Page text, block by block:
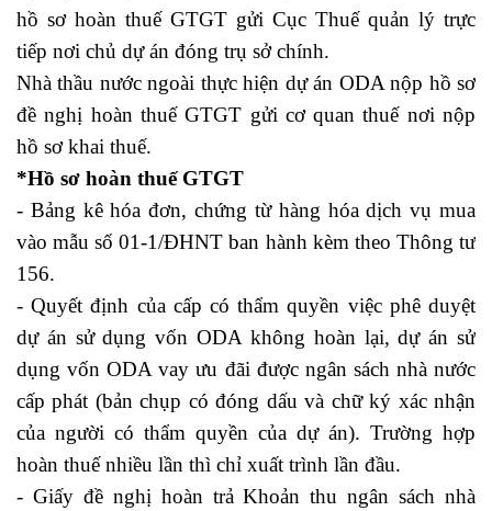
hồ sơ hoàn thuế GTGT gửi Cục Thuế quản lý trực
tiếp nơi chủ dự án đóng trụ sở chính.
Nhà thầu nước ngoài thực hiện dự án ODA nộp hồ sơ
đề nghị hoàn thuế GTGT gửi cơ quan thuế nơi nộp
hồ sơ khai thuế.
*Hồ sơ hoàn thuế GTGT
- Bảng kê hóa đơn, chứng từ hàng hóa dịch vụ mua
vào mẫu số 01-1/ĐHNT ban hành kèm theo Thông tư
156.
- Quyết định của cấp có thẩm quyền việc phê duyệt
dự án sử dụng vốn ODA không hoàn lại, dự án sử
dụng vốn ODA vay ưu đãi được ngân sách nhà nước
cấp phát (bản chụp có đóng dấu và chữ ký xác nhận
của người có thẩm quyền của dự án). Trường hợp
hoàn thuế nhiều lần thì chỉ xuất trình lần đầu.
- Giấy đề nghị hoàn trả Khoản thu ngân sách nhà